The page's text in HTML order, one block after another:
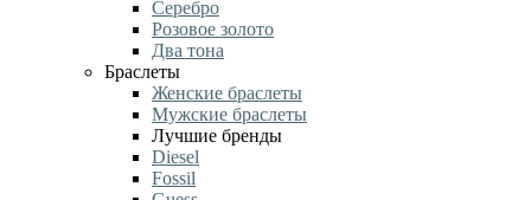
Серебро
Розовое золото
Два тона
Браслеты
Женские браслеты
Мужские браслеты
Лучшие бренды
Diesel
Fossil